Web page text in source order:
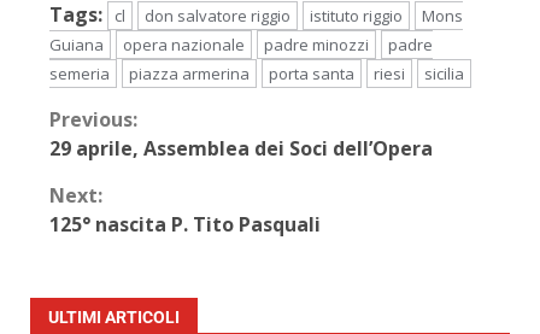
Tags: cl don salvatore riggio istituto riggio
Mons
Guiana
opera nazionale padre minozzi
padre
semeria
piazza armerina porta santa riesi sicilia
Previous:
29 aprile, Assemblea dei Soci dell’Opera
Next:
125° nascita P. Tito Pasquali
ULTIMI ARTICOLI